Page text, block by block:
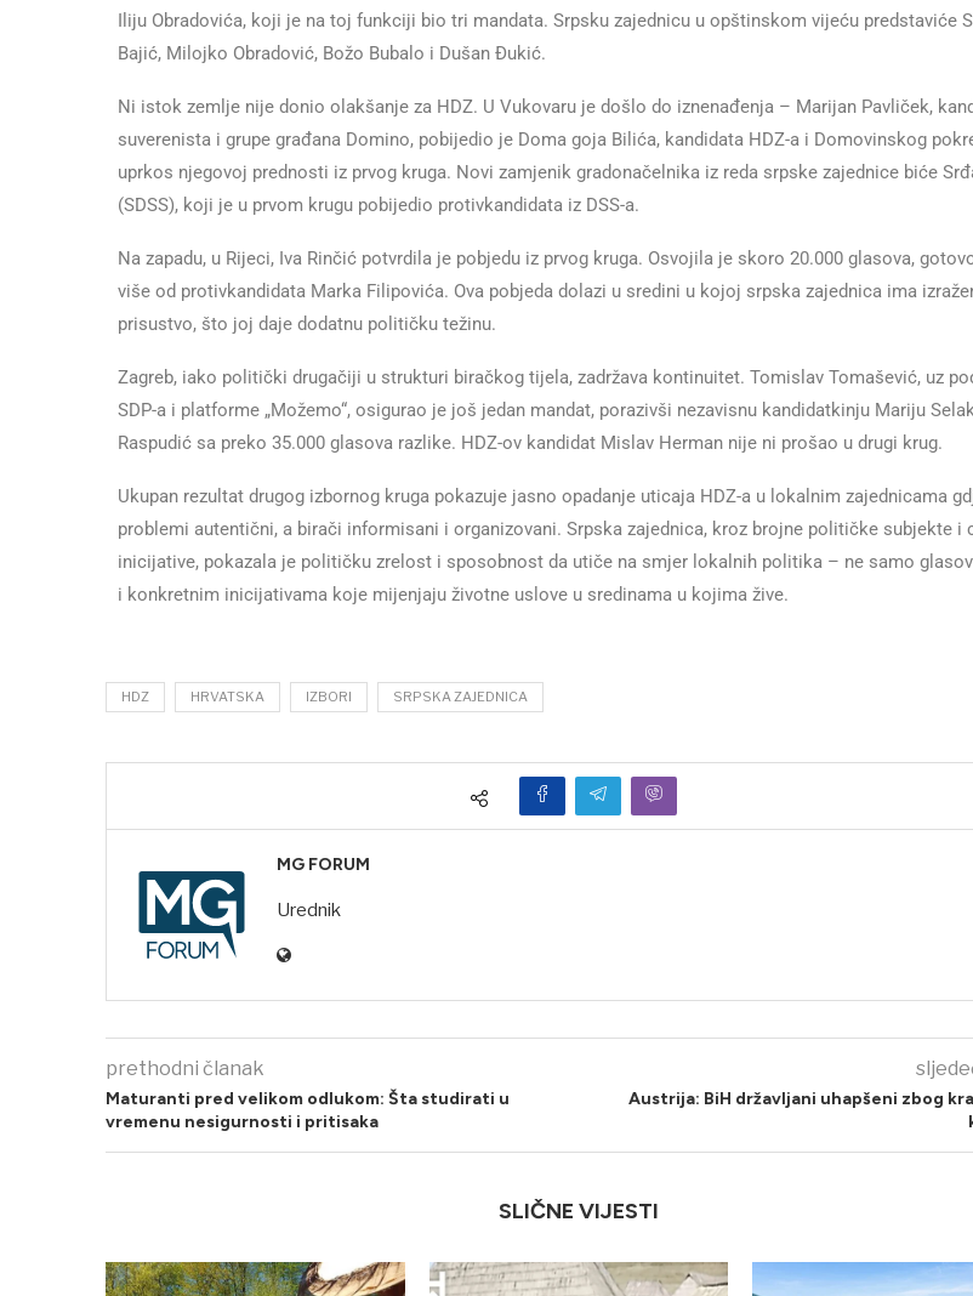
Iliju Obradovića, koji je na toj funkciji bio tri mandata. Srpsku zajednicu u opštinskom vijeću predstaviće
Bajić, Milojko Obradović, Božo Bubalo i Dušan Đukić.
Ni istok zemlje nije donio olakšanje za HDZ. U Vukovaru je došlo do iznenađenja – Marijan Pavliček,
suverenista i grupe građana Domino, pobijedio je Doma goja Bilića, kandidata HDZ-a i Domovinskog
uprkos njegovoj prednosti iz prvog kruga. Novi zamjenik gradonačelnika iz reda srpske zajednice biće
(SDSS), koji je u prvom krugu pobijedio protivkandidata iz DSS-a.
Na zapadu, u Rijeci, Iva Rinčić potvrdila je pobjedu iz prvog kruga. Osvojila je skoro 20.000 glasova,
više od protivkandidata Marka Filipovića. Ova pobjeda dolazi u sredini u kojoj srpska zajednica ima
prisustvo, što joj daje dodatnu političku težinu.
Zagreb, iako politički drugačiji u strukturi biračkog tijela, zadržava kontinuitet. Tomislav Tomašević, uz
SDP-a i platforme „Možemo“, osigurao je još jedan mandat, porazivši nezavisnu kandidatkinju Mariju Selak
Raspudić sa preko 35.000 glasova razlike. HDZ-ov kandidat Mislav Herman nije ni prošao u drugi krug.
Ukupan rezultat drugog izbornog kruga pokazuje jasno opadanje uticaja HDZ-a u lokalnim zajednicama
problemi autentični, a birači informisani i organizovani. Srpska zajednica, kroz brojne političke subjekte i
inicijative, pokazala je političku zrelost i sposobnost da utiče na smjer lokalnih politika – ne samo
i konkretnim inicijativama koje mijenjaju životne uslove u sredinama u kojima žive.
HDZ HRVATSKA IZBORI SRPSKA ZAJEDNICA
MG FORUM
Urednik
prethodni članak
Maturanti pred velikom odlukom: Šta studirati u
vremenu nesigurnosti i pritisaka
Austrija: BiH državljani uhapšeni zbog
SLIČNE VIJESTI